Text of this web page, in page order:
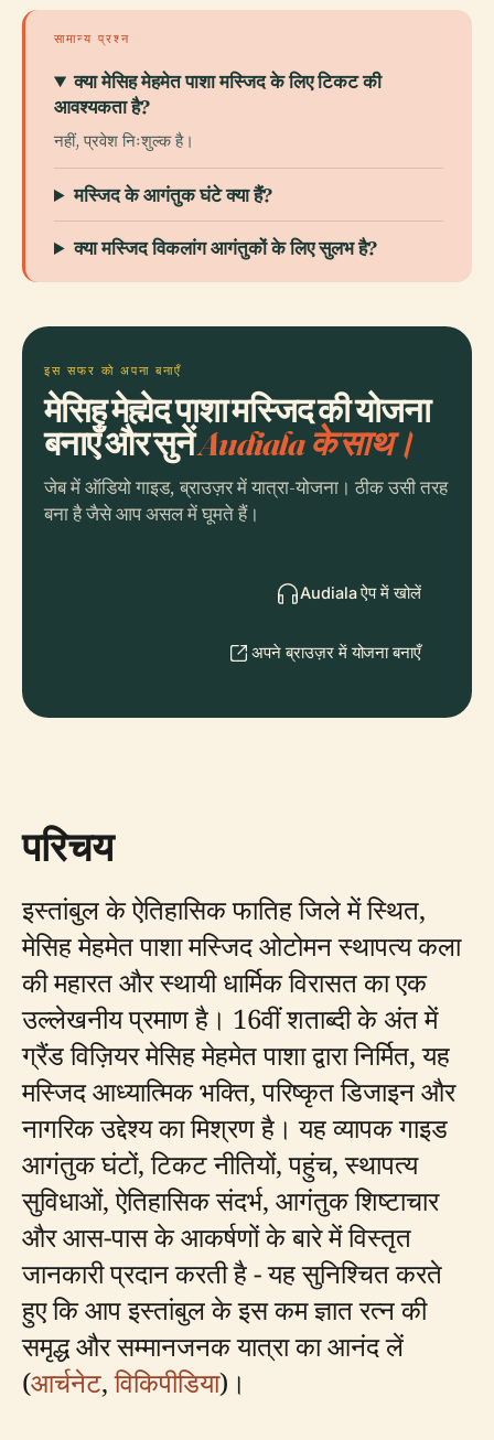
सामान्य प्रश्न
क्या मेसिह मेहमेत पाशा मस्जिद के लिए टिकट की
आवश्यकता है?
नहीं, प्रवेश निःशुल्क है।
मस्जिद के आगंतुक घंटे क्या हैं?
क्या मस्जिद विकलांग आगंतुकों के लिए सुलभ है?
इस सफर को अपना बनाएँ
मेसिह मेह्मेद पाशा मस्जिद की योजना
बनाएँ और सुनेंAudiala के साथ।
जेब में ऑडियो गाइड, ब्राउज़र में यात्रा-योजना। ठीक उसी तरह
बना है जैसे आप असल में घूमते हैं।
Audiala ऐप में खोलें
अपने ब्राउज़र में योजना बनाएँ
परिचय
इस्तांबुल के ऐतिहासिक फातिह जिले में स्थित,
मेसिह मेहमेत पाशा मस्जिद ओटोमन स्थापत्य कला
की महारत और स्थायी धार्मिक विरासत का एक
उल्लेखनीय प्रमाण है। 16वीं शताब्दी के अंत में
ग्रैंड विज़ियर मेसिह मेहमेत पाशा द्वारा निर्मित, यह
मस्जिद आध्यात्मिक भक्ति, परिष्कृत डिजाइन और
नागरिक उद्देश्य का मिश्रण है। यह व्यापक गाइड
आगंतुक घंटों, टिकट नीतियों, पहुंच, स्थापत्य
सुविधाओं, ऐतिहासिक संदर्भ, आगंतुक शिष्टाचार
और आस-पास के आकर्षणों के बारे में विस्तृत
जानकारी प्रदान करती है - यह सुनिश्चित करते
हुए कि आप इस्तांबुल के इस कम ज्ञात रत्न की
समृद्ध और सम्मानजनक यात्रा का आनंद लें
(आर्चनेट,विकिपीडिया)।